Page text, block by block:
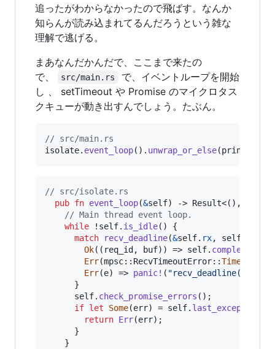
追ったがわからなかったので飛ばす。なんか
知らんが読み込まれてるんだろうという雑な
理解で逃げる。
まあなんだかんだで、ここまで来たの
で、
src/main.rs
で、イベントループを開始
し 、 setTimeout や Promise のマイクロタス
クキューが動き出すんでしょう。たぶん。
// src/main.rs
isolate. event_loop( ) . unwrap_or_else(
// src/isolate.rs
pub fn event_loop(&self) -> Result<( ) ,
// Main thread event loop.
while ! self. is_idle( )
{
match
recv_deadline(&self. rx, self
Ok( ( req_id , buf) ) => self. complete_op
Err(mpsc:: RecvTimeoutError::Timeout
Err(e) => panic! ( "recv_deadline()
}
self. check_promise_errors ( ) ;
if let Some(err) = self. last_exception
return Err(err) ;
}
}